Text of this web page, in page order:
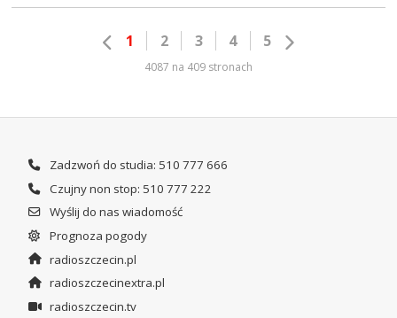
1 2 3 4 5
4087 na 409 stronach
Zadzwoń do studia: 510 777 666
Czujny non stop: 510 777 222
Wyślij do nas wiadomość
Prognoza pogody
radioszczecin.pl
radioszczecinextra.pl
radioszczecin.tv